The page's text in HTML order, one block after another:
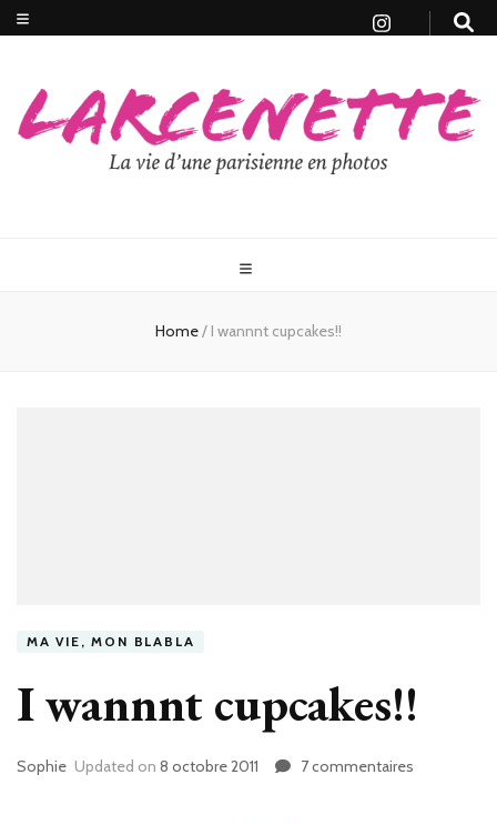
Home/ I wannnt cupcakes!!
MA VIE, MON BLABLA
I wannnt cupcakes!!
Sophie Updated on 8 octobre 2011 7 commentaires